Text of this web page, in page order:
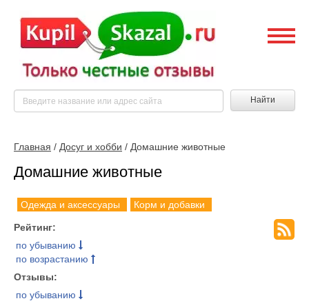
Найти
Главная / Досуг и хобби / Домашние животные
Домашние животные
Одежда и аксессуары Корм и добавки
Рейтинг:
по убыванию
по возрастанию
Отзывы:
по убыванию